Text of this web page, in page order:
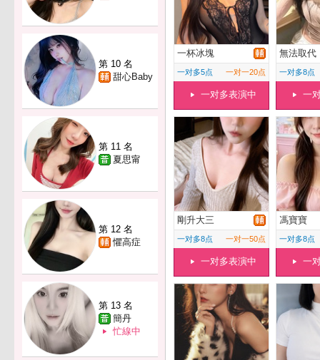
第 10 名
甜心Baby
第 11 名
夏思甯
第 12 名
懼高症
第 13 名
簡丹
忙線中
一杯冰塊
一对多5点 一对一20点
一对多表演中
無法取代
一对多8点
一
剛升大三
一对多8点 一对一50点
一对多表演中
馮寶寶
一对多8点
一